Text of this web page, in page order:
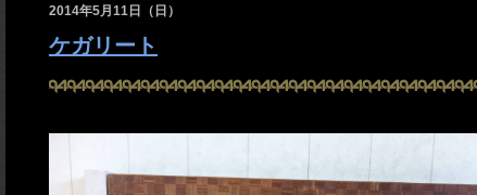
2014年5月11日（日）
ケガリート